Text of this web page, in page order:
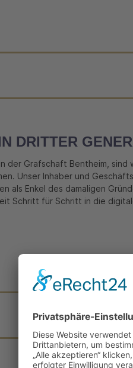
DRITTER
der Grafschaft Bentheim, sind
Unser Inhaber und
als Enkel des damaligen
Schritt für Schritt in die